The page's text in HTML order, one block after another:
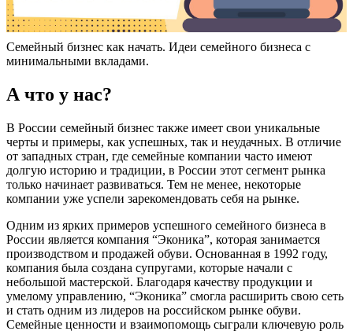
Семейный бизнес как начать. Идеи семейного бизнеса с
минимальными вкладами.
А что у нас?
В России семейный бизнес также имеет свои уникальные
черты и примеры, как успешных, так и неудачных. В отличие
от западных стран, где семейные компании часто имеют
долгую историю и традиции, в России этот сегмент рынка
только начинает развиваться. Тем не менее, некоторые
компании уже успели зарекомендовать себя на рынке.
Одним из ярких примеров успешного семейного бизнеса в
России является компания “Эконика”, которая занимается
производством и продажей обуви. Основанная в 1992 году,
компания была создана супругами, которые начали с
небольшой мастерской. Благодаря качеству продукции и
умелому управлению, “Эконика” смогла расширить свою сеть
и стать одним из лидеров на российском рынке обуви.
Семейные ценности и взаимопомощь сыграли ключевую роль